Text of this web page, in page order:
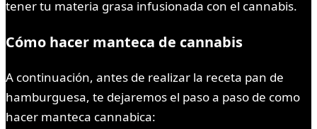
tener tu materia grasa infusionada con el cannabis.
Cómo hacer manteca de cannabis
A continuación, antes de realizar la receta pan de
hamburguesa, te dejaremos el paso a paso de como
hacer manteca cannabica: